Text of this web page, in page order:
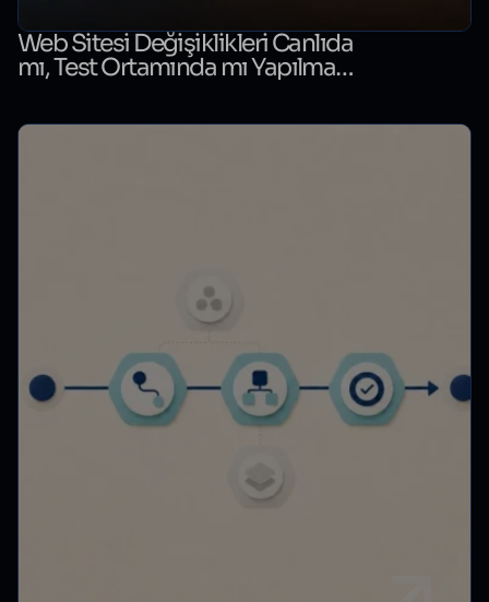
Web Sitesi Değişiklikleri Canlıda
mı, Test Ortamında mı Yapılmalı?